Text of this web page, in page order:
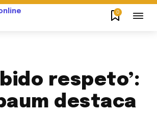
0
respeto’:
destaca